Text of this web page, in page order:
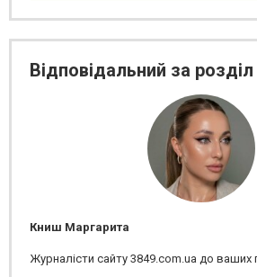
Відповідальний за розділ
Книш Маргарита
Журналісти сайту 3849.com.ua до ваших